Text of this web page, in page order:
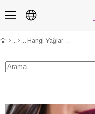
Hangi Yağlar Saç Uzatır